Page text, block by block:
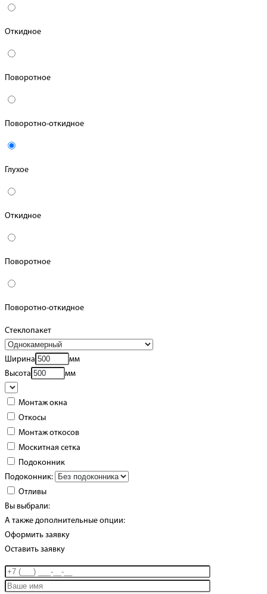
Откидное
Поворотное
Поворотно-откидное
Глухое
Откидное
Поворотное
Поворотно-откидное
Стеклопакет
Ширина
мм
Высота
мм
Монтаж окна
Откосы
Монтаж откосов
Москитная сетка
Подоконник
Подоконник:
Отливы
Вы выбрали:
А также дополнительные опции:
Оформить заявку
Оставить заявку